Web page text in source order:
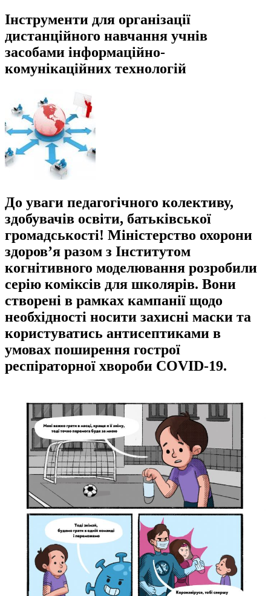
Інструменти для організації
дистанційного навчання учнів
засобами інформаційно-
комунікаційних технологій
До уваги педагогічного колективу,
здобувачів освіти, батьківської
громадськості! Міністерство охорони
здоров’я разом з Інститутом
когнітивного моделювання розробили
серію коміксів для школярів. Вони
створені в рамках кампанії щодо
необхідності носити захисні маски та
користуватись антисептиками в
умовах поширення гострої
респіраторної хвороби COVID-19.